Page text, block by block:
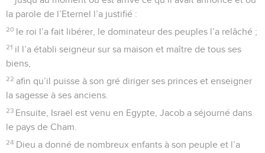
la parole de l’Eternel l’a justifié :
20 le roi l’a fait libérer, le dominateur des peuples l’a relâché ;
21 il l’a établi seigneur sur sa maison et maître de tous ses
biens,
22 afin qu’il puisse à son gré diriger ses princes et enseigner
la sagesse à ses anciens.
23 Ensuite, Israël est venu en Egypte, Jacob a séjourné dans
le pays de Cham.
24 Dieu a donné de nombreux enfants à son peuple et l’a